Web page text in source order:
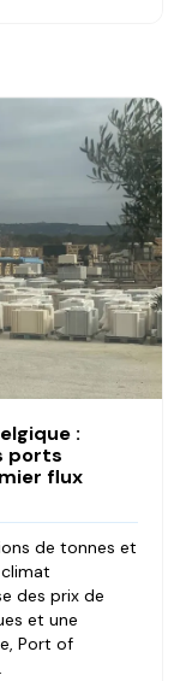
:
ports
flux
de tonnes et
des prix de
et une
Port of